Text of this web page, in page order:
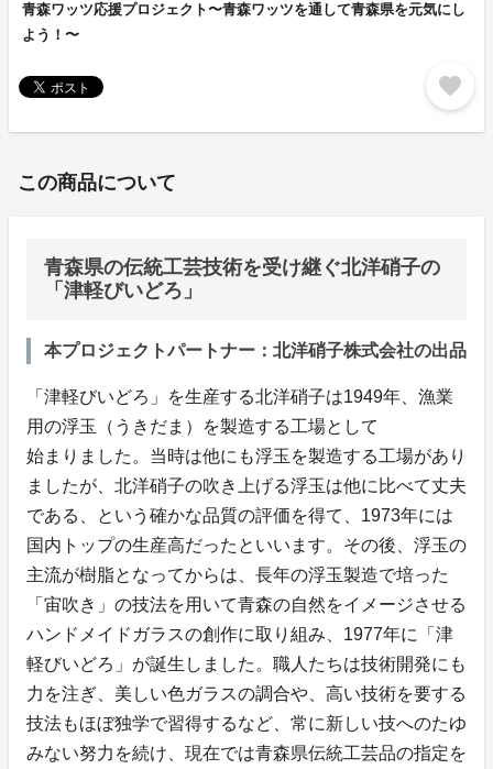
青森ワッツ応援プロジェクト〜青森ワッツを通して青森県を元気にし
よう！〜
favorite
この商品について
青森県の伝統工芸技術を受け継ぐ北洋硝子の
「津軽びいどろ」
本プロジェクトパートナー：北洋硝子株式会社の出品
「津軽びいどろ」を生産する北洋硝子は1949年、漁業
用の浮玉（うきだま）を製造する工場として
始まりました。当時は他にも浮玉を製造する工場があり
ましたが、北洋硝子の吹き上げる浮玉は他に比べて丈夫
である、という確かな品質の評価を得て、1973年には
国内トップの生産高だったといいます。その後、浮玉の
主流が樹脂となってからは、長年の浮玉製造で培った
「宙吹き」の技法を用いて青森の自然をイメージさせる
ハンドメイドガラスの創作に取り組み、1977年に「津
軽びいどろ」が誕生しました。職人たちは技術開発にも
力を注ぎ、美しい色ガラスの調合や、高い技術を要する
技法もほぼ独学で習得するなど、常に新しい技へのたゆ
みない努力を続け、現在では青森県伝統工芸品の指定を